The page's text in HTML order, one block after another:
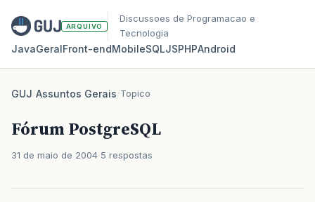
ARQUIVO
Discussoes de Programacao e
Tecnologia
JavaGeralFront‑endMobileSQLJSPHPAndroid
GUJ/Assuntos Gerais/Topico
Fórum PostgreSQL
31 de maio de 2004 5 respostas